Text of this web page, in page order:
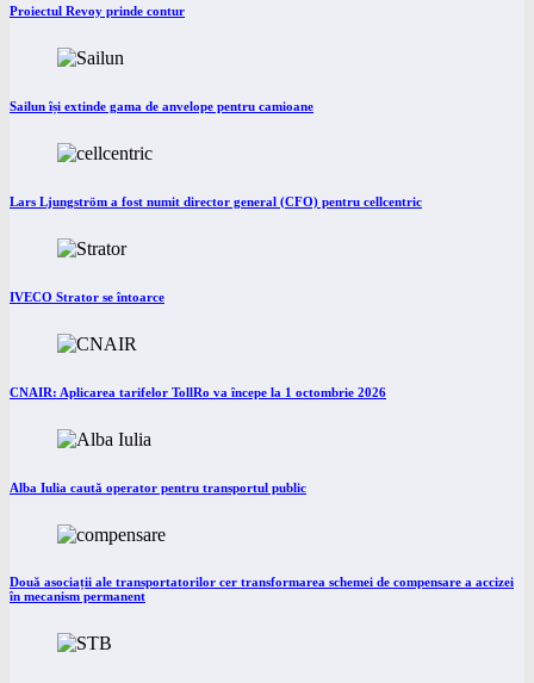
Proiectul Revoy prinde contur
Sailun își extinde gama de anvelope pentru camioane
Lars Ljungström a fost numit director general (CFO) pentru cellcentric
IVECO Strator se întoarce
CNAIR: Aplicarea tarifelor TollRo va începe la 1 octombrie 2026
Alba Iulia caută operator pentru transportul public
Două asociații ale transportatorilor cer transformarea schemei de compensare a accizei
în mecanism permanent